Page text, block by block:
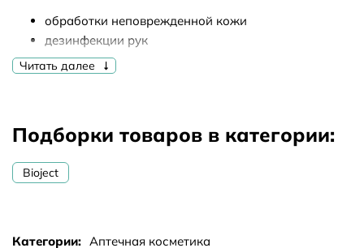
обработки неповрежденной кожи
дезинфекции рук
подготовки операционного поля и мест проколов
(внутримышечных и внутривенных инъекций)
обработки инструментов и различных
средство личной гигиены для обработки рук и
Читать далее
Подборки товаров в категории:
Bioject
Категории: Аптечная косметика